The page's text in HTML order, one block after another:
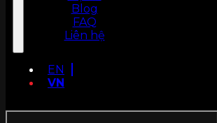
Blog
FAQ
Liên hệ
EN
VN